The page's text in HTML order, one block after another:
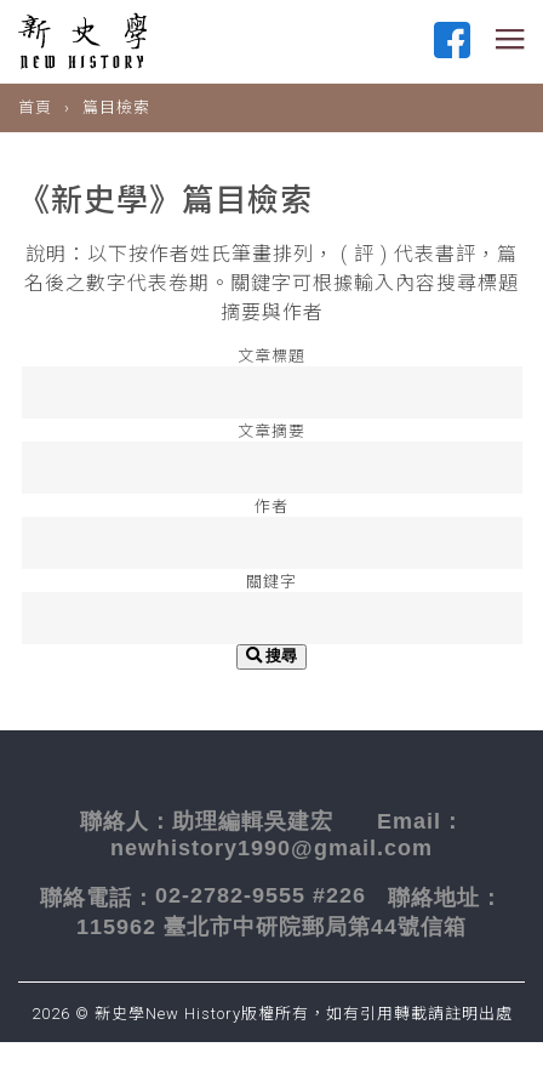
首頁 篇目檢索
《新史學》篇目檢索
說明：以下按作者姓氏筆畫排列， ( 評 ) 代表書評，篇
名後之數字代表卷期。關鍵字可根據輸入內容搜尋標題
摘要與作者
文章標題
文章摘要
作者
關鍵字
搜尋
聯絡人： 助理編輯吳建宏 Email：
newhistory1990@gmail.com
聯絡電話： 02-2782-9555 #226 聯絡地址：
115962 臺北市中研院郵局第44號信箱
2026 © 新史學New History版權所有，如有引用轉載請註明出處